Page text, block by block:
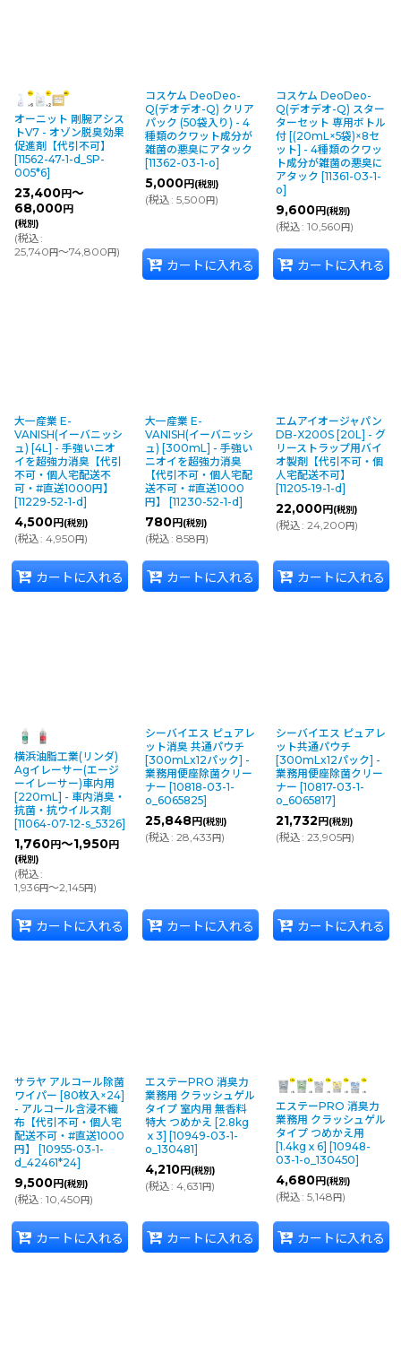
オーニット 剛腕アシス
トV7 - オゾン脱臭効果
促進剤【代引不可】
[11562-47-1-d_SP-
005*6]
23,400円～
68,000円
(税別)
(税込:
25,740 円～74,800 円)
コスケム DeoDeo-
Q(デオデオ-Q) クリア
パック (50袋入り) - 4
種類のクワット成分が
雑菌の悪臭にアタック
[11362-03-1-o]
5,000円 (税別)
(税込: 5,500円)
カートに入れる
コスケム DeoDeo-
Q(デオデオ-Q) スター
ターセット 専用ボトル
付 [(20mL×5袋)×8セ
ット] - 4種類のクワッ
ト成分が雑菌の悪臭に
アタック [11361-03-1-
o]
9,600円 (税別)
(税込: 10,560円)
カートに入れる
大一産業 E-
VANISH(イーバニッシ
ュ) [4L] - 手強いニオ
イを超強力消臭【代引
不可・個人宅配送不
可・#直送1000円】
[11229-52-1-d]
4,500円 (税別)
(税込: 4,950円)
カートに入れる
大一産業 E-
VANISH(イーバニッシ
ュ) [300mL] - 手強い
ニオイを超強力消臭
【代引不可・個人宅配
送不可・#直送1000
円】
[11230-52-1-d]
780円 (税別)
(税込: 858円)
カートに入れる
エムアイオージャパン
DB-X200S [20L] - グ
リーストラップ用バイ
オ製剤【代引不可・個
人宅配送不可】
[11205-19-1-d]
22,000円 (税別)
(税込: 24,200円)
カートに入れる
横浜油脂工業(リンダ)
Agイレーサー(エージ
ーイレーサー)車内用
[220mL] - 車内消臭・
抗菌・抗ウイルス剤
[11064-07-12-s_5326]
1,760円～1,950円
(税別)
(税込:
1,936円～2,145円)
カートに入れる
シーバイエス ピュアレ
ット消臭 共通パウチ
[300mLx12パック] -
業務用便座除菌クリー
ナー [10818-03-1-
o_6065825]
25,848円 (税別)
(税込: 28,433円)
カートに入れる
シーバイエス ピュアレ
ット共通パウチ
[300mLx12パック] -
業務用便座除菌クリー
ナー [10817-03-1-
o_6065817]
21,732 円 (税別)
(税込: 23,905円)
カートに入れる
サラヤ アルコール除菌
ワイパー [80枚入×24]
- アルコール含浸不織
布【代引不可・個人宅
配送不可・#直送1000
円】
[10955-03-1-
d_42461*24]
9,500円 (税別)
(税込: 10,450 円)
カートに入れる
エステーPRO 消臭力
業務用 クラッシュゲル
タイプ 室内用 無香料
特大 つめかえ [2.8kg
ｘ3] [10949-03-1-
o_130481]
4,210円 (税別)
(税込: 4,631 円)
カートに入れる
エステーPRO 消臭力
業務用 クラッシュゲル
タイプ つめかえ用
[1.4kgｘ6] [10948-
03-1-o_130450]
4,680円(税別)
(税込: 5,148円)
カートに入れる